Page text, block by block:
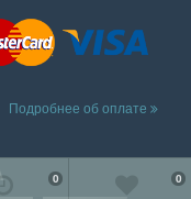
0
0
Подробнее об оплате